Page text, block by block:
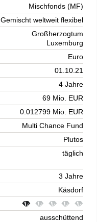
Mischfonds (MF)
Gemischt weltweit flexibel
Großherzogtum
Luxemburg
Euro
01.10.21
4 Jahre
69 Mio. EUR
0.012799 Mio. EUR
Multi Chance Fund
Plutos
täglich
3 Jahre
Käsdorf
ausschüttend